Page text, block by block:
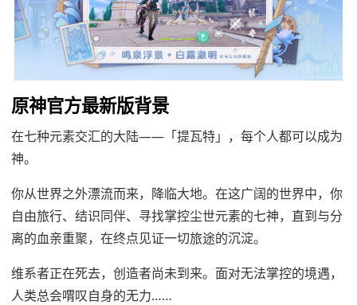
原神官方最新版背景
在七种元素交汇的大陆——「提瓦特」，每个人都可以成为
神。
你从世界之外漂流而来，降临大地。在这广阔的世界中，你
自由旅行、结识同伴、寻找掌控尘世元素的七神，直到与分
离的血亲重聚，在终点见证一切旅途的沉淀。
维系者正在死去，创造者尚未到来。面对无法掌控的境遇，
人类总会喟叹自身的无力……